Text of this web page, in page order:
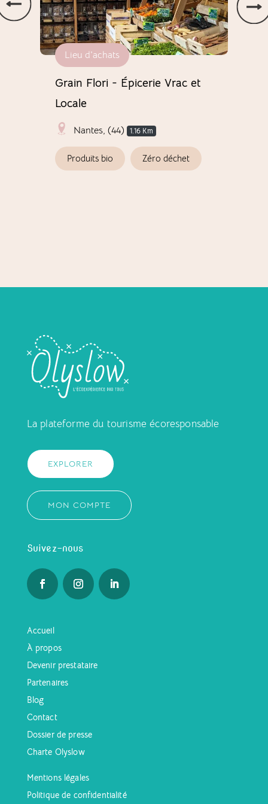
Lieu d'achats
Grain Flori - Épicerie Vrac et
Locale
Nantes, (44) 1.16 Km
Produits bio Zéro déchet
La plateforme du tourisme écoresponsable
EXPLORER
MON COMPTE
Suivez-nous
Accueil
À propos
Devenir prestataire
Partenaires
Blog
Contact
Dossier de presse
Charte Olyslow
Mentions légales
Politique de confidentialité